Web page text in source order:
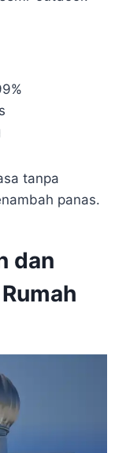
tanpa
panas.
dan